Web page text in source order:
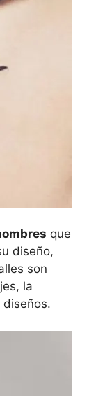
que
diseño,
son
la